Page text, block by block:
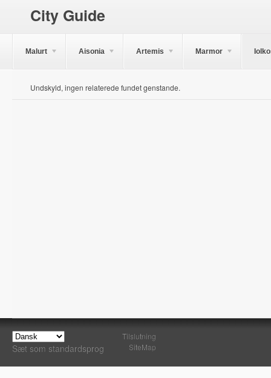
City Guide
Malurt Aisonia Artemis Marmor
Undskyld, ingen relaterede fundet genstande.
Sæt som standardsprog
Tilslutning
SiteMap